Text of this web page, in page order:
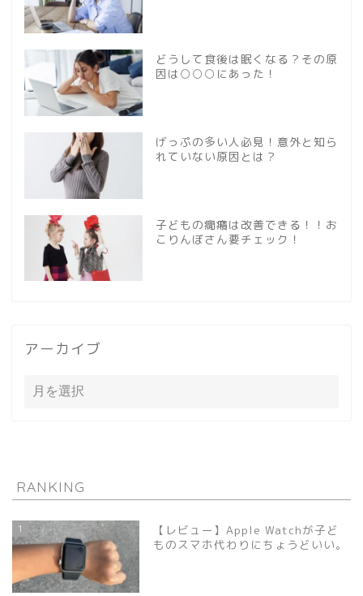
どうして食後は眠くなる？その原
因は○○○にあった！
げっぷの多い人必見！意外と知ら
れていない原因とは？
子どもの癇癪は改善できる！！お
こりんぼさん要チェック！
アーカイブ
RANKING
1
【レビュー】Apple Watchが子ど
ものスマホ代わりにちょうどいい。